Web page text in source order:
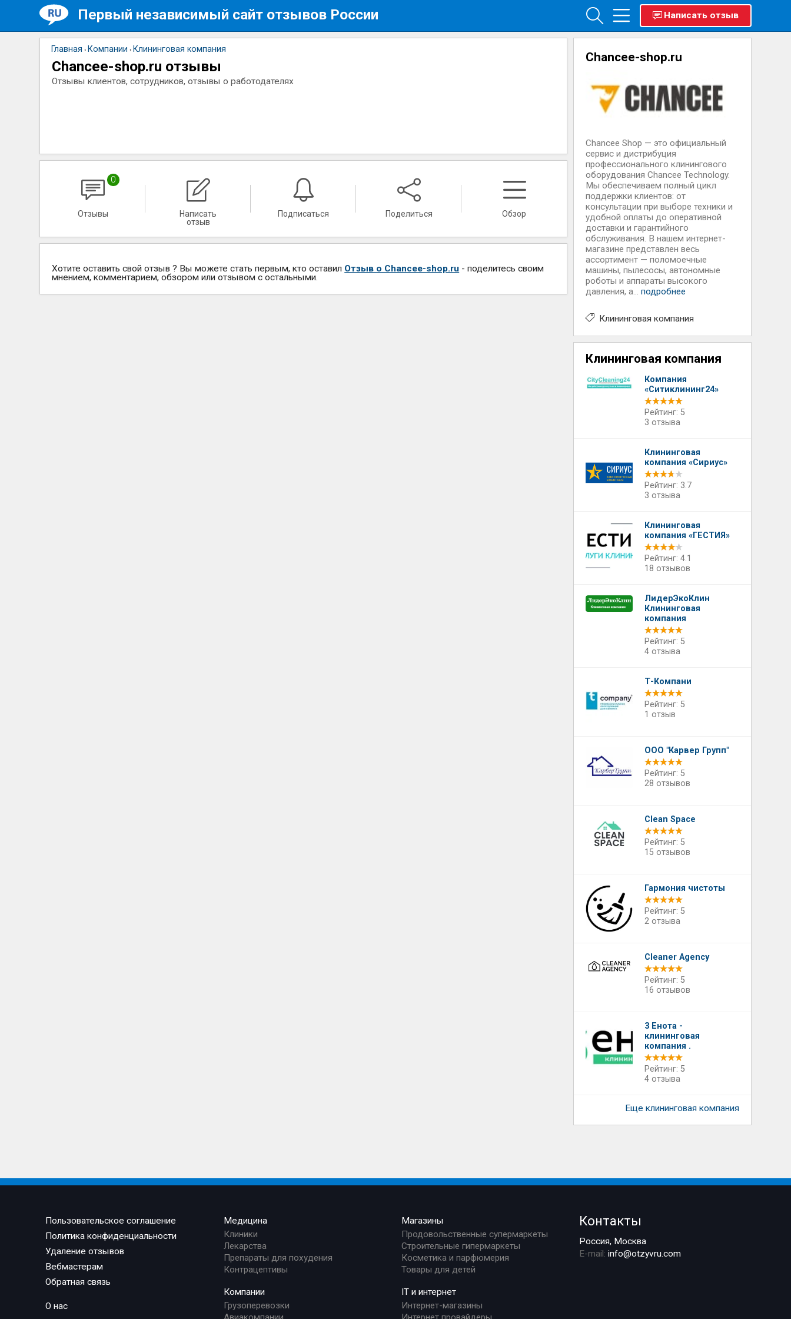
Первый независимый сайт отзывов России Написать отзыв
Главная › Компании › Клининговая компания
Chancee-shop.ru отзывы
Отзывы клиентов, сотрудников, отзывы о работодателях
0
Отзывы
Написать
отзыв
Подписаться Поделиться Обзор
Хотите оставить свой отзыв ? Вы можете стать первым, кто оставил Отзыв о Chancee-shop.ru - поделитесь своим
мнением, комментарием, обзором или отзывом с остальными.
Chancee-shop.ru
Chancee Shop — это официальный
сервис и дистрибуция
профессионального клинингового
оборудования Chancee Technology.
Мы обеспечиваем полный цикл
поддержки клиентов: от
консультации при выборе техники и
удобной оплаты до оперативной
доставки и гарантийного
обслуживания. В нашем интернет-
магазине представлен весь
ассортимент — поломоечные
машины, пылесосы, автономные
роботы и аппараты высокого
давления, а...подробнее
Клининговая компания
Клининговая компания
Компания
«Ситиклининг24»
Рейтинг: 5
3 отзыва
Клининговая
компания «Сириус»
Рейтинг: 3.7
3 отзыва
Клининговая
компания «ГЕСТИЯ»
Рейтинг: 4.1
18 отзывов
ЛидерЭкоКлин
Клининговая
компания
Рейтинг: 5
4 отзыва
Т-Компани
Рейтинг: 5
1 отзыв
ООО "Карвер Групп"
Рейтинг: 5
28 отзывов
Clean Space
Рейтинг: 5
15 отзывов
Гармония чистоты
Рейтинг: 5
2 отзыва
Cleaner Agency
Рейтинг: 5
16 отзывов
3 Енота -
клининговая
компания .
Рейтинг: 5
4 отзыва
Еще клининговая компания
Пользовательское соглашение
Политика конфиденциальности
Удаление отзывов
Вебмастерам
Обратная связь
О нас
Медицина
Клиники
Лекарства
Препараты для похудения
Контрацептивы
Компании
Грузоперевозки
Магазины
Продовольственные супермаркеты
Строительные гипермаркеты
Косметика и парфюмерия
Товары для детей
IT и интернет
Интернет-магазины
Контакты
Россия, Москва
E-mail:info@otzyvru.com